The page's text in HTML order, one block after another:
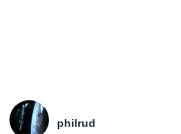
philrud